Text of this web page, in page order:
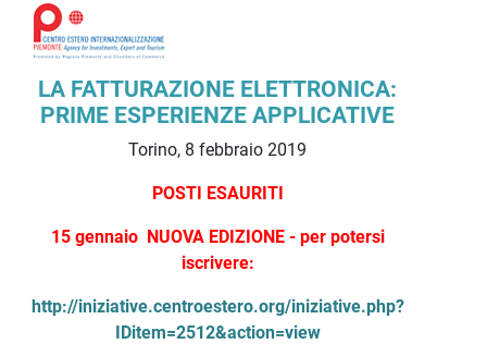
Descrizione iniziativa
LA FATTURAZIONE ELETTRONICA:
PRIME ESPERIENZE APPLICATIVE
Torino, 8 febbraio 2019
POSTI ESAURITI
15 gennaio NUOVA EDIZIONE - per potersi
iscrivere:
http://iniziative.centroestero.org/iniziative.php?
IDitem=2512&action=view